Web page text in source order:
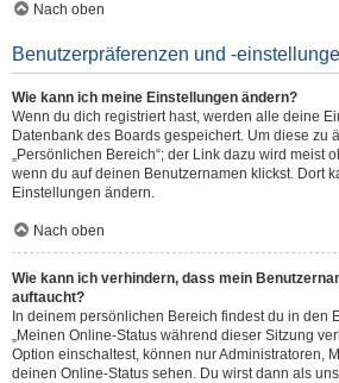
Nach oben
Benutzerpräferenzen und -
Wie kann ich meine Einstellungen ändern?
Wenn du dich registriert hast, werden alle deine
Datenbank des Boards gespeichert. Um diese zu
„Persönlichen Bereich“; der Link dazu wird meist
wenn du auf deinen Benutzernamen klickst. Dort
Einstellungen ändern.
Nach oben
Wie kann ich verhindern, dass mein
auftaucht?
In deinem persönlichen Bereich findest du in den
„Meinen Online-Status während dieser Sitzung
Option einschaltest, können nur Administratoren,
deinen Online-Status sehen. Du wirst dann als